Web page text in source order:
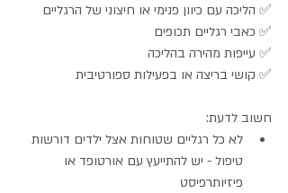
✅ הליכה עם כיוון פנימי או חיצוני של הרגליים
✅ כאבי רגליים תכופים
✅ עייפות מהירה בהליכה
✅ קושי בריצה או בפעילות ספורטיבית
חשוב לדעת:
לא כל רגליים שטוחות אצל ילדים דורשות
טיפול - יש להתייעץ עם אורטופד או
פיזיותרפיסט